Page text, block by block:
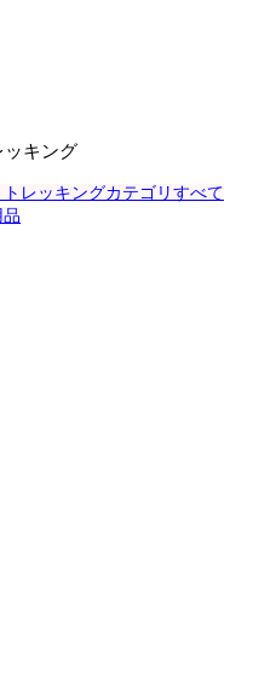
ッキング
レッキングカテゴリすべて